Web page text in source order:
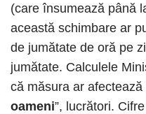
(care însumează până
această schimbare ar
de jumătate de oră pe
jumătate. Calculele
că măsura ar afectează
oameni”, lucrători.